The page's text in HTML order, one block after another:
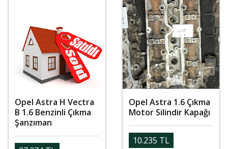
Opel Astra H Vectra
B 1.6 Benzinli Çıkma
Şanzıman
Opel Astra 1.6 Çıkma
Motor Silindir Kapağı
10.235 TL